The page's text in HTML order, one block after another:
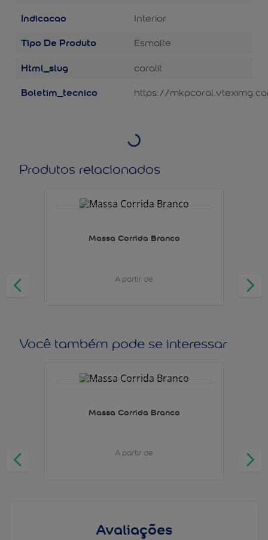
Indicacao Interior
Tipo De Produto Esmalte
Html_slug coralit
Boletim_tecnico https://
Produtos relacionados
Massa Corrida Branco
A partir de
Você também pode se interessar
Massa Corrida Branco
A partir de
Avaliações